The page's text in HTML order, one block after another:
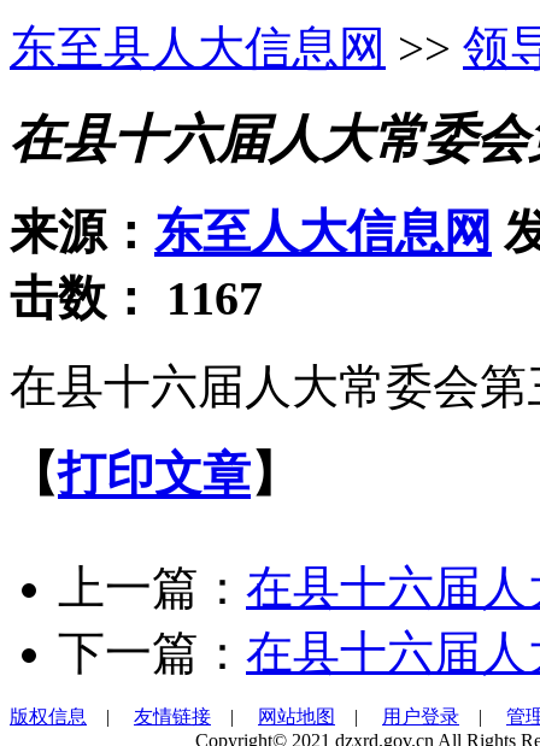
东至县人大信息网 >> 领
在县十六届人大常委
来源： 东至人大信息网
击数： 1167
在县十六届人大常委会
【打印文章】
上一篇： 在县十六届
下一篇： 在县十六届
版权信息 | 友情链接 | 网站地图 | 用户登录 | 管
Copyright© 2021 dzxrd.gov.cn All Rights